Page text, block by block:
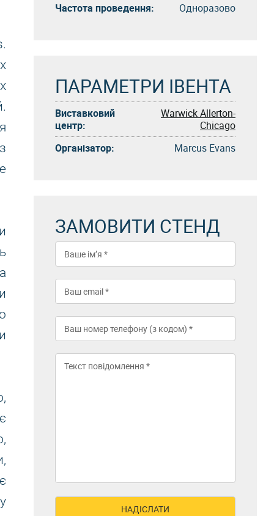
Частота проведення:
Одноразово
ПАРАМЕТРИ ІВЕНТА
Виставковий
центр:
Warwick Allerton-
Chicago
Організатор:
Marcus Evans
ЗАМОВИТИ СТЕНД